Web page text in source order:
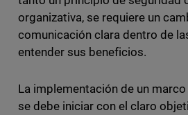
organizativa, se requiere un
comunicación clara dentro de
entender sus beneficios.
La implementación de un
se debe iniciar con el claro